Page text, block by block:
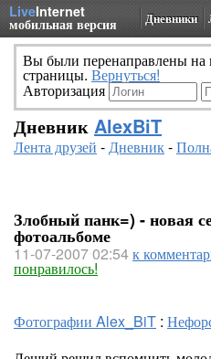
LiveInternet
мобильная версия Дневники
Вы были перенаправлены
страницы. Вернуться!
Авторизация
Дневник AlexBiT
Лента друзей -Дневник-
Злобный панк=) - новая
фотоальбоме
11-07-2007 02:54к
понравилось!
Фотографии Alex_BiT :